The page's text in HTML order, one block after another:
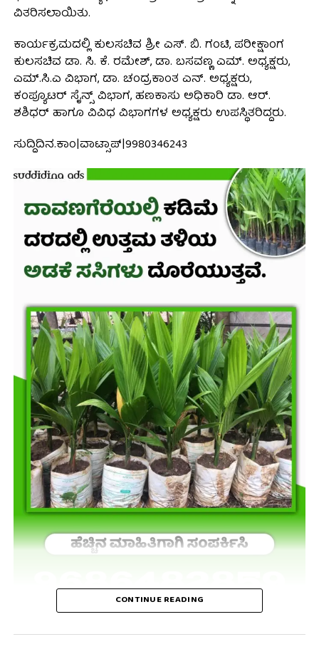
ವಿತರಿಸಲಾಯಿತು.
ಕಾರ್ಯಕ್ರಮದಲ್ಲಿ ಕುಲಸಚಿವ ಶ್ರೀ ಎಸ್. ಬಿ. ಗಂಟಿ, ಪರೀಕ್ಷಾಂಗ
ಕುಲಸಚಿವ ಡಾ. ಸಿ. ಕೆ. ರಮೇಶ್, ಡಾ. ಬಸವಣ್ಣ ಎಮ್. ಅಧ್ಯಕ್ಷರು,
ಎಮ್.ಸಿ.ಎ ವಿಭಾಗ, ಡಾ. ಚಂದ್ರಕಾಂತ ಎನ್. ಅಧ್ಯಕ್ಷರು,
ಕಂಪ್ಯೂಟರ್ ಸೈನ್ಸ್ ವಿಭಾಗ, ಹಣಕಾಸು ಅಧಿಕಾರಿ ಡಾ. ಆರ್.
ಶಶಿಧರ್ ಹಾಗೂ ವಿವಿಧ ವಿಭಾಗಗಳ ಅಧ್ಯಕ್ಷರು ಉಪಸ್ಥಿತರಿದ್ದರು.
ಸುದ್ದಿದಿನ.ಕಾಂ|ವಾಟ್ಸಾಪ್|9980346243
CONTINUE READING